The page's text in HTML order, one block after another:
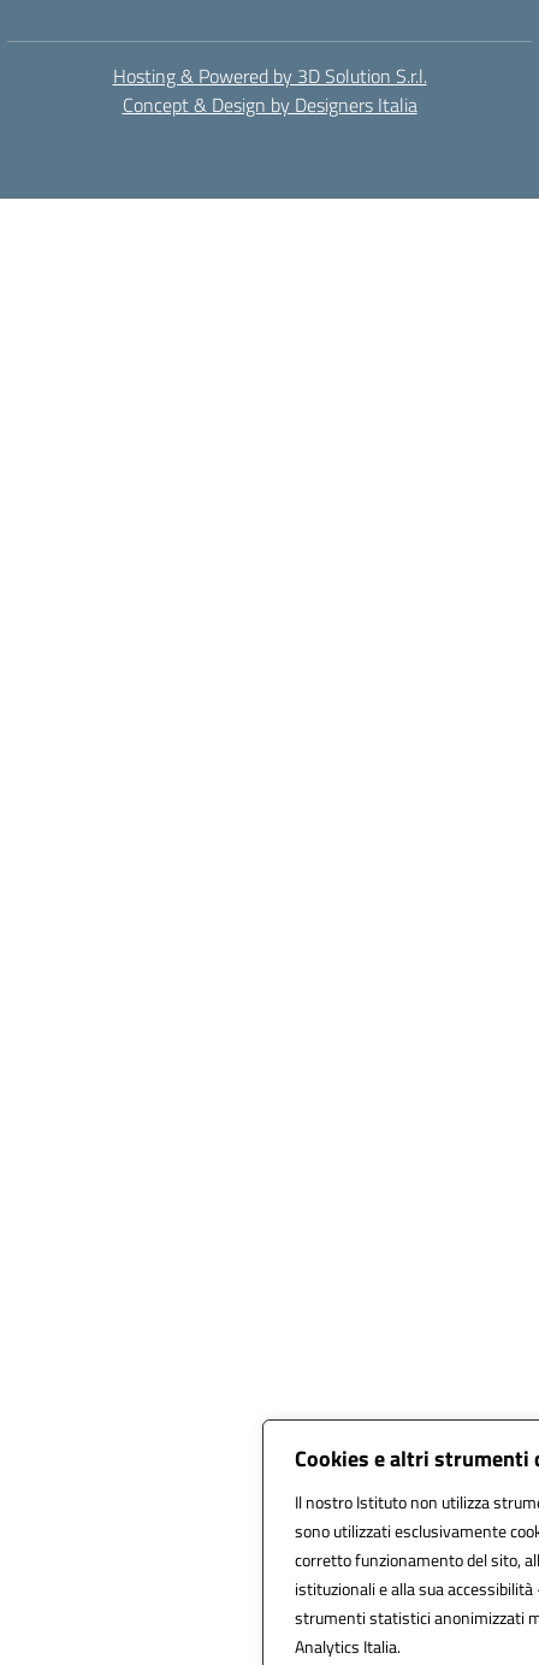
Cookies e altri strumenti
Il nostro Istituto non utilizza
sono utilizzati esclusivamente
corretto funzionamento del sito,
istituzionali e alla sua
strumenti statistici anonimizzati
Analytics Italia.
Hosting & Powered by 3D Solution S.r.l.
Concept & Design by Designers Italia